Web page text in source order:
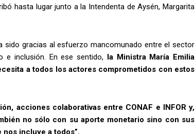
hasta lugar junto a la Intendenta de Aysén, Margarita
sido gracias al esfuerzo mancomunado entre el sector
e inclusión. En ese sentido, la Ministra María Emilia
a todos los actores comprometidos con estos
acciones colaborativas entre CONAF e INFOR y,
no sólo con su aporte monetario sino con sus
incluye a todos”.